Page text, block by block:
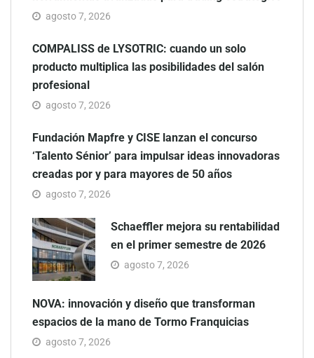
agosto 7, 2026
COMPALISS de LYSOTRIC: cuando un solo
producto multiplica las posibilidades del salón
profesional
agosto 7, 2026
Fundación Mapfre y CISE lanzan el concurso
‘Talento Sénior’ para impulsar ideas innovadoras
creadas por y para mayores de 50 años
agosto 7, 2026
Schaeffler mejora su rentabilidad
en el primer semestre de 2026
agosto 7, 2026
NOVA: innovación y diseño que transforman
espacios de la mano de Tormo Franquicias
agosto 7, 2026